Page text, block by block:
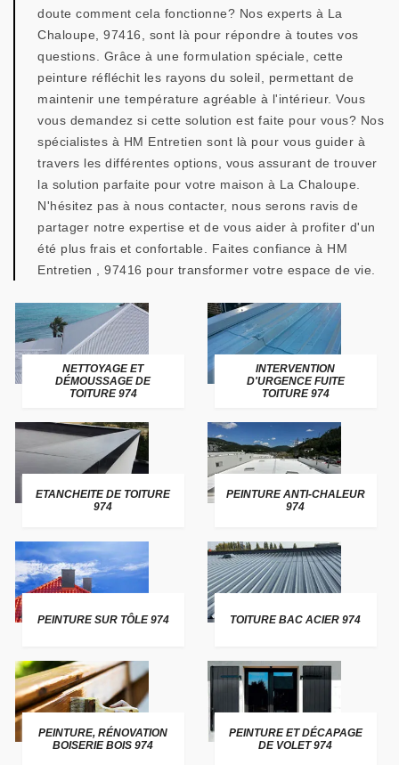
doute comment cela fonctionne? Nos experts à La
Chaloupe, 97416, sont là pour répondre à toutes vos
questions. Grâce à une formulation spéciale, cette
peinture réfléchit les rayons du soleil, permettant de
maintenir une température agréable à l'intérieur. Vous
vous demandez si cette solution est faite pour vous? Nos
spécialistes à HM Entretien sont là pour vous guider à
travers les différentes options, vous assurant de trouver
la solution parfaite pour votre maison à La Chaloupe.
N'hésitez pas à nous contacter, nous serons ravis de
partager notre expertise et de vous aider à profiter d'un
été plus frais et confortable. Faites confiance à HM
Entretien , 97416 pour transformer votre espace de vie.
NETTOYAGE ET
DÉMOUSSAGE DE
TOITURE 974
INTERVENTION
D'URGENCE FUITE
TOITURE 974
ETANCHEITE DE TOITURE
974
PEINTURE ANTI-CHALEUR
974
PEINTURE SUR TÔLE 974 TOITURE BAC ACIER 974
PEINTURE, RÉNOVATION
BOISERIE BOIS 974
PEINTURE ET DÉCAPAGE
DE VOLET 974